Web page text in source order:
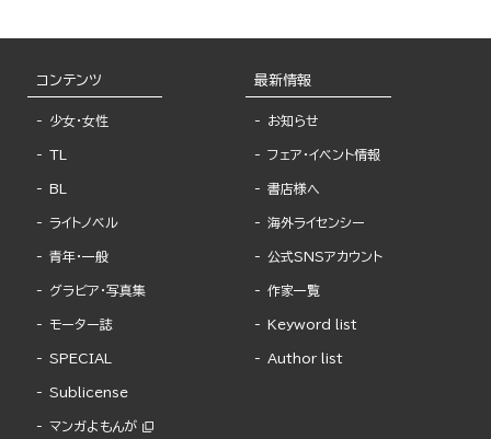
コンテンツ
少女・女性
TL
BL
ライトノベル
青年・一般
グラビア・写真集
モーター誌
SPECIAL
Sublicense
マンガよもんが
最新情報
お知らせ
フェア・イベント情報
書店様へ
海外ライセンシー
公式SNSアカウント
作家一覧
Keyword list
Author list